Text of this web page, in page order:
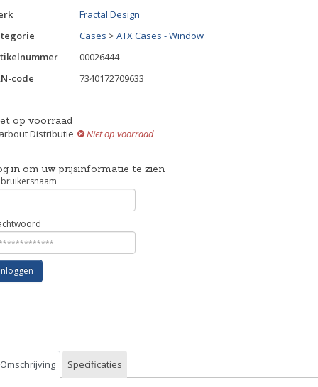
Fractal Design
Cases > ATX Cases - Window
00026444
code
7340172709633
op voorraad
Distributie
Niet op voorraad
in om uw prijsinformatie te zien
Omschrijving Specificaties